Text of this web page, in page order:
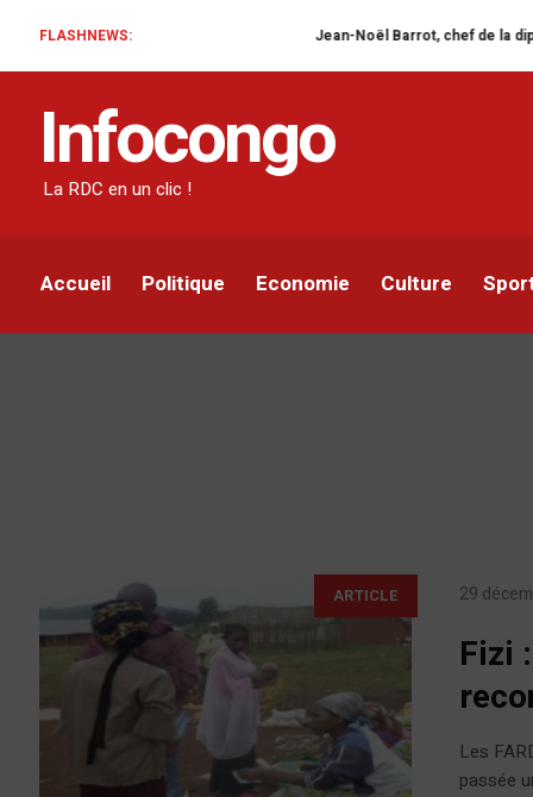
FLASHNEWS: Jean-Noël Barrot, chef de la diplomatie
Infocongo
La RDC en un clic !
Accueil Politique Economie Culture
ARTICLE 29
Fizi
Les
passée